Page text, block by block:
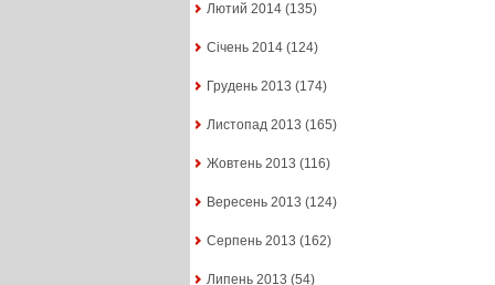
Лютий 2014(135)
Січень 2014(124)
Грудень 2013 (174)
Листопад 2013 (165)
Жовтень 2013 (116)
Вересень 2013 (124)
Серпень 2013 (162)
Липень 2013 (54)